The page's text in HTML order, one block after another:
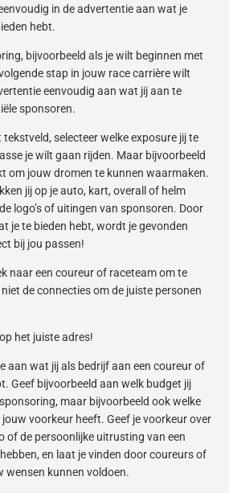
in de advertentie aan wat je
hebt.
bijvoorbeeld als je wilt beginnen met
stap in jouw race carrière wilt
eenvoudig aan wat jij aan te
sponsoren.
selecteer welke exposure jij te
je wilt gaan rijden. Maar bijvoorbeeld
om jouw dromen te kunnen waarmaken.
jij op je auto, kart, overall of helm
logo’s of uitingen van sponsoren. Door
je te bieden hebt, wordt je gevonden
bij jou passen!
naar een coureur of raceteam om te
de connecties om de juiste personen
het juiste adres!
aan wat jij als bedrijf aan een coureur of
Geef bijvoorbeeld aan welk budget jij
maar bijvoorbeeld ook welke
voorkeur heeft. Geef je voorkeur over
of de persoonlijke uitrusting van een
en laat je vinden door coureurs of
wensen kunnen voldoen.